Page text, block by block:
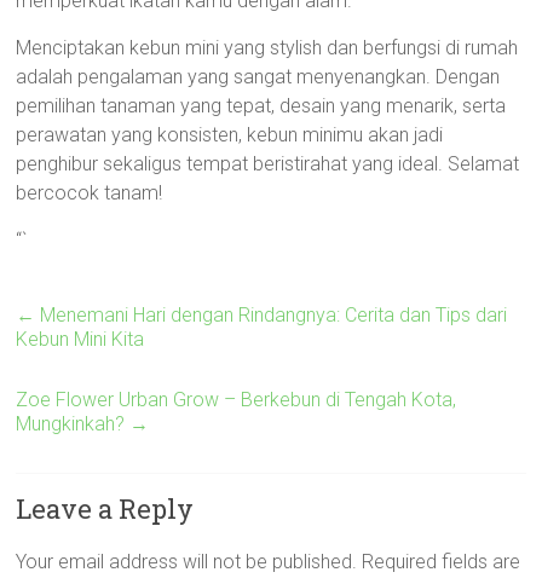
Menciptakan kebun mini yang stylish dan berfungsi di rumah
adalah pengalaman yang sangat menyenangkan. Dengan
pemilihan tanaman yang tepat, desain yang menarik, serta
perawatan yang konsisten, kebun minimu akan jadi
penghibur sekaligus tempat beristirahat yang ideal. Selamat
bercocok tanam!
“`
← Menemani Hari dengan Rindangnya: Cerita dan Tips dari
Kebun Mini Kita
Zoe Flower Urban Grow – Berkebun di Tengah Kota,
Mungkinkah? →
Leave a Reply
Your email address will not be published. Required fields are